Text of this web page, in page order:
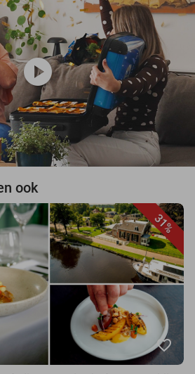
play_circle
ook
31%
favorite_border